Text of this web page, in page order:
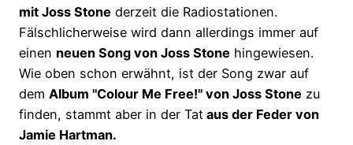
mit Joss Stone derzeit die Radiostationen.
Fälschlicherweise wird dann allerdings immer auf
einen neuen Song von Joss Stone hingewiesen.
Wie oben schon erwähnt, ist der Song zwar auf
dem Album "Colour Me Free!" von Joss Stone zu
finden, stammt aber in der Tat aus der Feder von
Jamie Hartman.